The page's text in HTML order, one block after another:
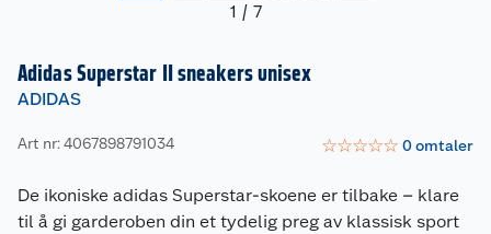
1 / 7
Adidas Superstar II sneakers unisex
ADIDAS
Art nr: 4067898791034 ☆☆☆☆☆ 0omtaler
De ikoniske adidas Superstar-skoene er tilbake – klare
til å gi garderoben din et tydelig preg av klassisk sport